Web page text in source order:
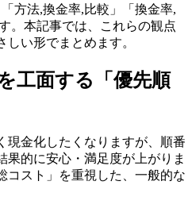
方法,換金率,比較」「換金率,
。本記事では、これらの観点
い形でまとめます。
工面する「優先順
現金化したくなりますが、順番
果的に安心・満足度が上がりま
コスト」を重視した、一般的な